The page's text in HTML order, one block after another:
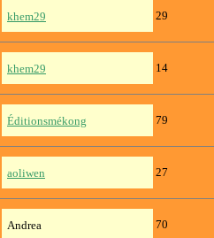
khem29 29
khem29 14
Éditionsmékong 79
aoliwen 27
Andrea 70